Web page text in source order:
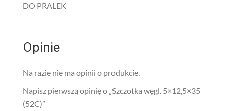
DO PRALEK
Opinie
Na razie nie ma opinii o produkcie.
Napisz pierwszą opinię o „Szczotka węgl. 5×12,5×35
(52C)”